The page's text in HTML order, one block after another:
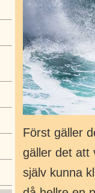
Först gäller
gäller det att
själv kunna